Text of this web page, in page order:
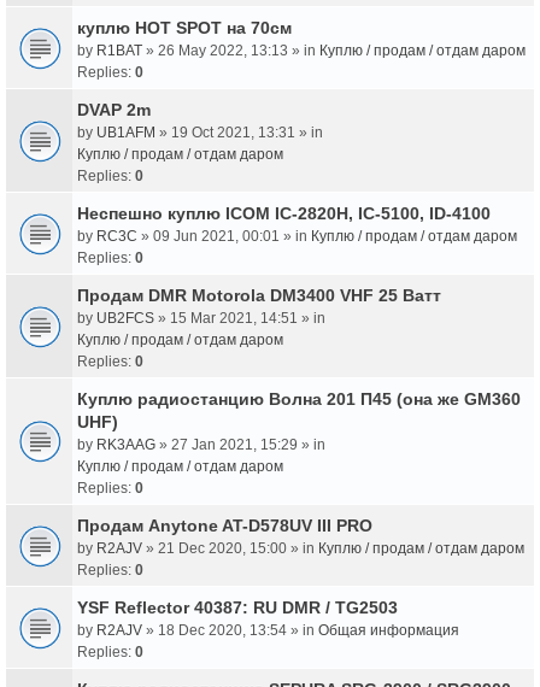
куплю HOT SPOT на 70см
by R1BAT » 26 May 2022, 13:13 » in Куплю / продам / отдам даром
Replies: 0
DVAP 2m
by UB1AFM » 19 Oct 2021, 13:31 » in
Куплю / продам / отдам даром
Replies: 0
Неспешно куплю ICOM IC-2820H, IC-5100, ID-4100
by RC3C » 09 Jun 2021, 00:01 » in Куплю / продам / отдам даром
Replies: 0
Продам DMR Motorola DM3400 VHF 25 Ватт
by UB2FCS » 15 Mar 2021, 14:51 » in
Куплю / продам / отдам даром
Replies: 0
Куплю радиостанцию Волна 201 П45 (она же GM360
UHF)
by RK3AAG » 27 Jan 2021, 15:29 » in
Куплю / продам / отдам даром
Replies: 0
Продам Anytone AT-D578UV III PRO
by R2AJV » 21 Dec 2020, 15:00 » in Куплю / продам / отдам даром
Replies: 0
YSF Reflector 40387: RU DMR / TG2503
by R2AJV » 18 Dec 2020, 13:54 » in Общая информация
Replies: 0